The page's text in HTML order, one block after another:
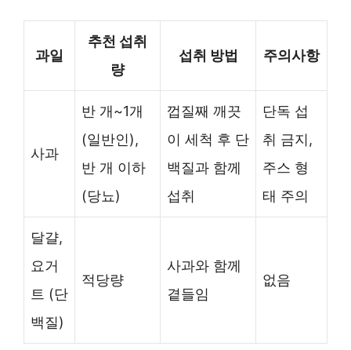
과일
추천 섭취
량
섭취 방법 주의사항
사과
반 개~1개
(일반인),
반 개 이하
(당뇨)
껍질째 깨끗
이 세척 후 단
백질과 함께
섭취
단독 섭
취 금지,
주스 형
태 주의
달걀,
요거
트 (단
백질)
적당량
사과와 함께
곁들임
없음